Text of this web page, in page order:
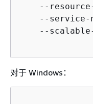
--
--
--
对于 Windows：